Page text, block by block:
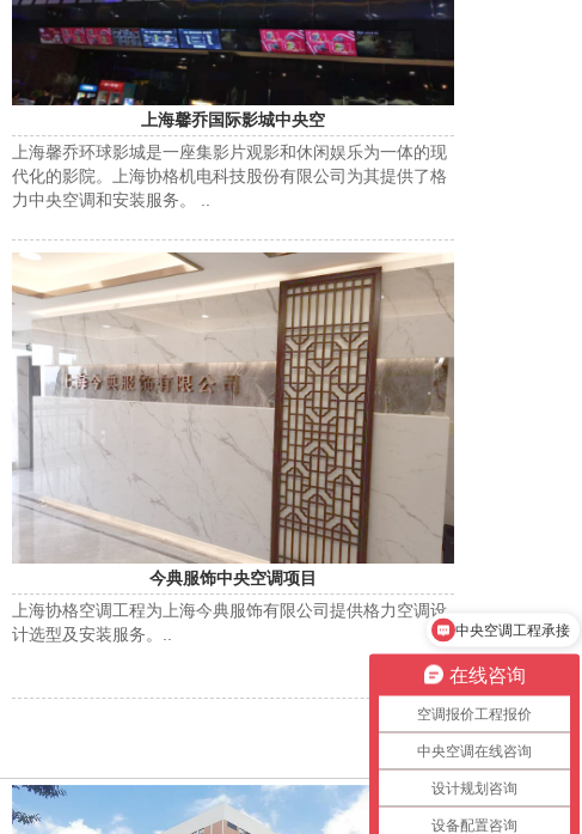
上海馨乔国际影城中央空
上海馨乔环球影城是一座集影片观影和休闲娱乐为一体的现
代化的影院。上海协格机电科技股份有限公司为其提供了格
力中央空调和安装服务。 ..
今典服饰中央空调项目
上海协格空调工程为上海今典服饰有限公司提供格力空调设
计选型及安装服务。..
在线咨询
空调报价工程报价
中央空调在线咨询
设计规划咨询
设备配置咨询
中央空调报价单